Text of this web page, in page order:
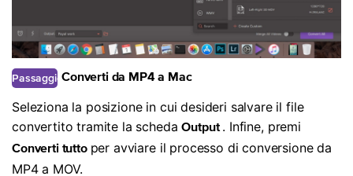
PassaggioConverti da MP4 a Mac
Seleziona la posizione in cui desideri salvare il file
convertito tramite la schedaOutput. Infine, premi
Converti tutto per avviare il processo di conversione da
MP4 a MOV.